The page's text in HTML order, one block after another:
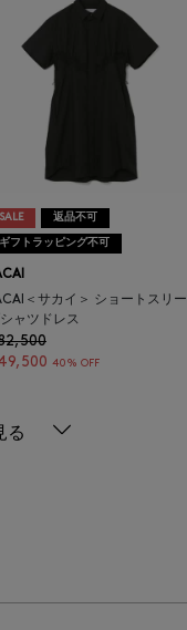
SALE 返品不可
ギフトラッピング不可
＜サカイ＞ ショートスリー
ャツドレス
40% OFF
る